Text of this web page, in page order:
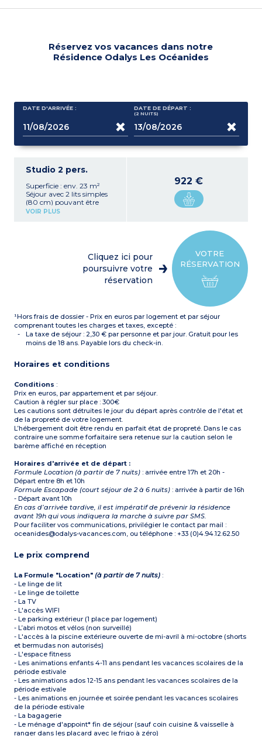
Réservez vos vacances dans notre
Résidence Odalys Les Océanides
DATE D'ARRIVÉE : DATE DE DÉPART :
(2 NUITS)
Studio 2 pers.
Superficie : env. 23 m²
Séjour avec 2 lits simples
(80 cm) pouvant être
rassemblés, et
réfrigérateur avec petit
congélateur, cafetière,
VOIR PLUS
922 €
VOTRE
RÉSERVATION
Cliquez ici pour
poursuivre votre
réservation
¹Hors frais de dossier - Prix en euros par logement et par séjour
comprenant toutes les charges et taxes, excepté :
La taxe de séjour : 2,30 € par personne et par jour. Gratuit pour les
moins de 18 ans. Payable lors du check-in.
Horaires et conditions
Conditions :
Prix en euros, par appartement et par séjour.
Caution à régler sur place : 300€
Les cautions sont détruites le jour du départ après contrôle de l'état et
de la propreté de votre logement.
L’hébergement doit être rendu en parfait état de propreté. Dans le cas
contraire une somme forfaitaire sera retenue sur la caution selon le
barème affiché en réception
Horaires d'arrivée et de départ :
Formule Location (à partir de 7 nuits) : arrivée entre 17h et 20h -
Départ entre 8h et 10h
Formule Escapade (court séjour de 2 à 6 nuits) : arrivée à partir de 16h
- Départ avant 10h
En cas d’arrivée tardive, il est impératif de prévenir la résidence
avant 19h qui vous indiquera la marche à suivre par SMS.
Pour faciliter vos communications, privilégier le contact par mail :
oceanides@odalys-vacances.com, ou téléphone : +33 (0)4.94.12.62.50
Le prix comprend
La Formule "Location"(à partir de 7 nuits) :
- Le linge de lit
- Le linge de toilette
- La TV
- L'accès WIFI
- Le parking extérieur (1 place par logement)
- L’abri motos et vélos (non surveillé)
- L'accès à la piscine extérieure ouverte de mi-avril à mi-octobre (shorts
et bermudas non autorisés)
- L'espace fitness
- Les animations enfants 4-11 ans pendant les vacances scolaires de la
période estivale
- Les animations ados 12-15 ans pendant les vacances scolaires de la
période estivale
- Les animations en journée et soirée pendant les vacances scolaires
de la période estivale
- La bagagerie
- Le ménage d'appoint* fin de séjour (sauf coin cuisine & vaisselle à
ranger dans les placard avec le frigo à zéro)